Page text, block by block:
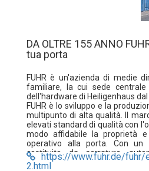
DA OLTRE 155 ANNO
tua porta
FUHR è un'azienda di medie
familiare, la cui sede
dell'hardware di Heiligenhaus
FUHR è lo sviluppo e la
multipunto di alta qualità. Il
elevati standard di qualità con
modo affidabile la proprietà
operativo alla porta. Con un
costituito da serrature
bloccate elettronicamente, il
https://www.fuhr.de/fuhr/
2.html